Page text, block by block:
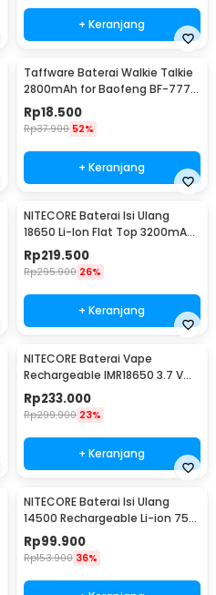
+ Keranjang
Taffware Baterai Walkie Talkie
2800mAh for Baofeng BF-777S
666S 888S
Rp18.500
Rp37.900 52%
+ Keranjang
NITECORE Baterai Isi Ulang
18650 Li-Ion Flat Top 3200mAh
3.7V 1 PCS - NL1832
Rp219.500
Rp295.900 26%
+ Keranjang
NITECORE Baterai Vape
Rechargeable IMR18650 3.7 V
3100mAh 1 PCS
Rp233.000
Rp299.900 23%
+ Keranjang
NITECORE Baterai Isi Ulang
14500 Rechargeable Li-ion 750
mAh 3.6 V 1PC - NL1475R
Rp99.900
Rp153.900 36%